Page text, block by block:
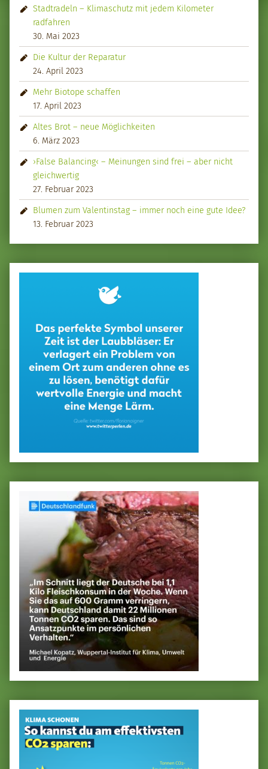
Stadtradeln – Klimaschutz mit jedem Kilometer
radfahren
30. Mai 2023
Die Kultur der Reparatur
24. April 2023
Mehr Biotope schaffen
17. April 2023
Altes Brot – neue Möglichkeiten
6. März 2023
›False Balancing‹ – Meinungen sind frei – aber nicht
gleichwertig
27. Februar 2023
Blumen zum Valentinstag – immer noch eine gute Idee?
13. Februar 2023